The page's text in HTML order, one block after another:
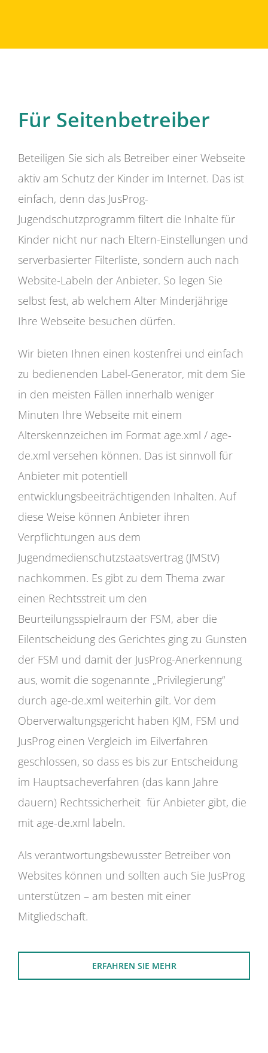
Für Seitenbetreiber
Beteiligen Sie sich als Betreiber einer Webseite
aktiv am Schutz der Kinder im Internet. Das ist
einfach, denn das JusProg-
Jugendschutzprogramm filtert die Inhalte für
Kinder nicht nur nach Eltern-Einstellungen und
serverbasierter Filterliste, sondern auch nach
Website-Labeln der Anbieter. So legen Sie
selbst fest, ab welchem Alter Minderjährige
Ihre Webseite besuchen dürfen.
Wir bieten Ihnen einen kostenfrei und einfach
zu bedienenden Label-Generator, mit dem Sie
in den meisten Fällen innerhalb weniger
Minuten Ihre Webseite mit einem
Alterskennzeichen im Format age.xml / age-
de.xml versehen können. Das ist sinnvoll für
Anbieter mit potentiell
entwicklungsbeeiträchtigenden Inhalten. Auf
diese Weise können Anbieter ihren
Verpflichtungen aus dem
Jugendmedienschutzstaatsvertrag (JMStV)
nachkommen. Es gibt zu dem Thema zwar
einen Rechtsstreit um den
Beurteilungsspielraum der FSM, aber die
Eilentscheidung des Gerichtes ging zu Gunsten
der FSM und damit der JusProg-Anerkennung
aus, womit die sogenannte „Privilegierung“
durch age-de.xml weiterhin gilt. Vor dem
Oberverwaltungsgericht haben KJM, FSM und
JusProg einen Vergleich im Eilverfahren
geschlossen, so dass es bis zur Entscheidung
im Hauptsacheverfahren (das kann Jahre
dauern) Rechtssicherheit für Anbieter gibt, die
mit age-de.xml labeln.
Als verantwortungsbewusster Betreiber von
Websites können und sollten auch Sie JusProg
unterstützen – am besten mit einer
Mitgliedschaft.
ERFAHREN SIE MEHR